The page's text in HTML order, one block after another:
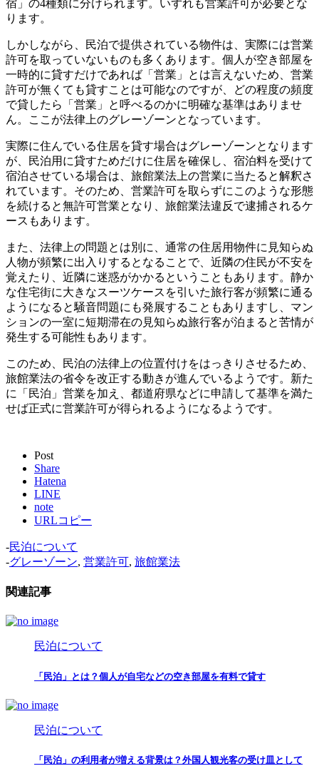
宿」の4種類に分けられます。いずれも営業許可が必要とな
ります。
しかしながら、民泊で提供されている物件は、実際には営業
許可を取っていないものも多くあります。個人が空き部屋を
一時的に貸すだけであれば「営業」とは言えないため、営業
許可が無くても貸すことは可能なのですが、どの程度の頻度
で貸したら「営業」と呼べるのかに明確な基準はありませ
ん。ここが法律上のグレーゾーンとなっています。
実際に住んでいる住居を貸す場合はグレーゾーンとなります
が、民泊用に貸すためだけに住居を確保し、宿泊料を受けて
宿泊させている場合は、旅館業法上の営業に当たると解釈さ
れています。そのため、営業許可を取らずにこのような形態
を続けると無許可営業となり、旅館業法違反で逮捕されるケ
ースもあります。
また、法律上の問題とは別に、通常の住居用物件に見知らぬ
人物が頻繁に出入りするとなることで、近隣の住民が不安を
覚えたり、近隣に迷惑がかかるということもあります。静か
な住宅街に大きなスーツケースを引いた旅行客が頻繁に通る
ようになると騒音問題にも発展することもありますし、マン
ションの一室に短期滞在の見知らぬ旅行客が泊まると苦情が
発生する可能性もあります。
このため、民泊の法律上の位置付けをはっきりさせるため、
旅館業法の省令を改正する動きが進んでいるようです。新た
に「民泊」営業を加え、都道府県などに申請して基準を満た
せば正式に営業許可が得られるようになるようです。
Post
Share
Hatena
LINE
note
URLコピー
-民泊について
-グレーゾーン, 営業許可, 旅館業法
関連記事
民泊について
「民泊」とは？個人が自宅などの空き部屋を有料で貸す
民泊について
「民泊」の利用者が増える背景は？外国人観光客の受け皿として